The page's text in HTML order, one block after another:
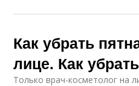
Как убрать
лице. Как
Только врач-косметолог на